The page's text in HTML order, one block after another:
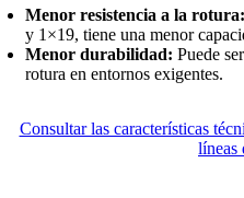
Menor resistencia a la rotura:
y 1×19, tiene una menor
Menor durabilidad: Puede
rotura en entornos exigentes.
Consultar las características
líneas